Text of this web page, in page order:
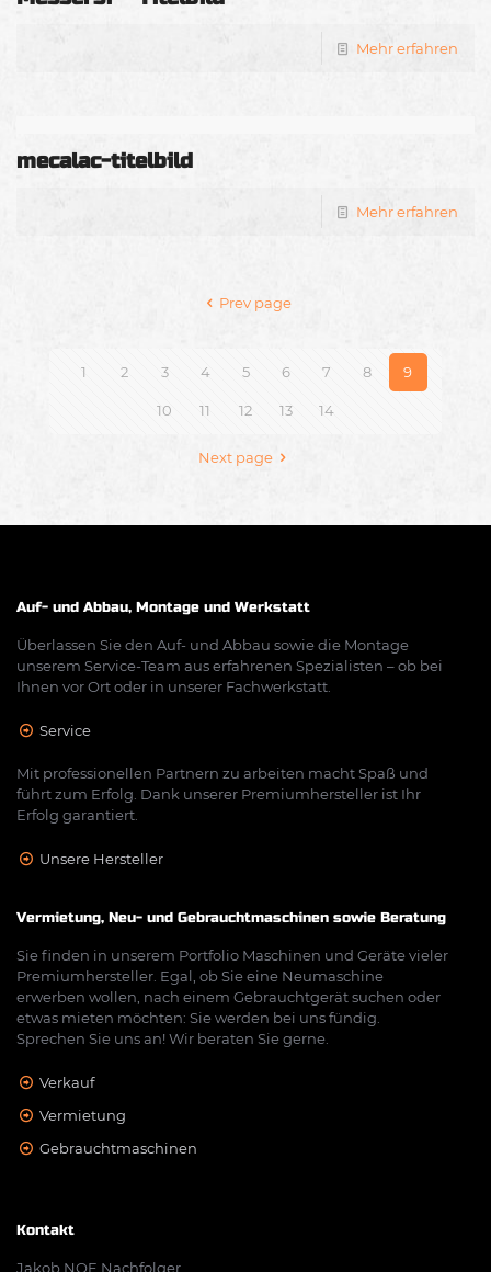
Mehr erfahren
mecalac-titelbild
Mehr erfahren
Prev page
1 2 3 4 5 6 7 8 9
10 11 12 13 14
Next page
Auf- und Abbau, Montage und Werkstatt
Überlassen Sie den Auf- und Abbau sowie die Montage
unserem Service-Team aus erfahrenen Spezialisten – ob bei
Ihnen vor Ort oder in unserer Fachwerkstatt.
Service
Mit professionellen Partnern zu arbeiten macht Spaß und
führt zum Erfolg. Dank unserer Premiumhersteller ist Ihr
Erfolg garantiert.
Unsere Hersteller
Vermietung, Neu- und Gebrauchtmaschinen sowie Beratung
Sie finden in unserem Portfolio Maschinen und Geräte vieler
Premiumhersteller. Egal, ob Sie eine Neumaschine
erwerben wollen, nach einem Gebrauchtgerät suchen oder
etwas mieten möchten: Sie werden bei uns fündig.
Sprechen Sie uns an! Wir beraten Sie gerne.
Verkauf
Vermietung
Gebrauchtmaschinen
Kontakt
Jakob NOE Nachfolger